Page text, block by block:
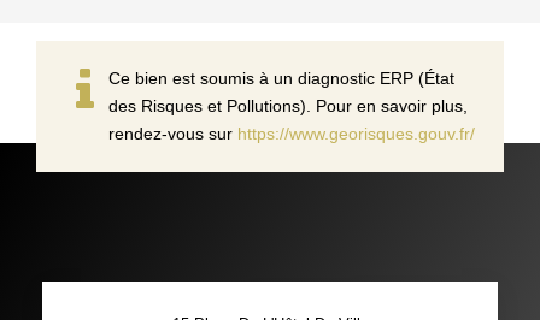
Ce bien est soumis à un diagnostic ERP (État
des Risques et Pollutions). Pour en savoir plus,
rendez-vous sur https://www.georisques.gouv.fr/